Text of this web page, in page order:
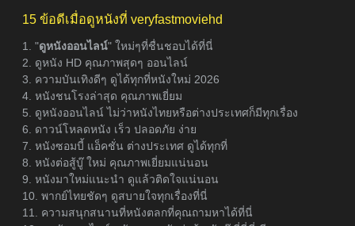
15 ข้อดีเมื่อดูหนังที่ veryfastmoviehd
1. "ดูหนังออนไลน์" ใหม่ๆที่ชื่นชอบได้ที่นี่
2. ดูหนัง HD คุณภาพสุดๆ ออนไลน์
3. ความบันเทิงดีๆ ดูได้ทุกที่หนังใหม่ 2026
4. หนังชนโรงล่าสุด คุณภาพเยี่ยม
5. ดูหนังออนไลน์ ไม่ว่าหนังไทยหรือต่างประเทศก็มีทุกเรื่อง
6. ดาวน์โหลดหนัง เร็ว ปลอดภัย ง่าย
7. หนังซอมบี้ แอ็คชั่น ต่างประเทศ ดูได้ทุกที่
8. หนังต่อสู้บู๊ ใหม่ คุณภาพเยี่ยมแน่นอน
9. หนังมาใหม่แนะนำ ดูแล้วติดใจแน่นอน
10. พากย์ไทยชัดๆ ดูสบายใจทุกเรื่องที่นี่
11. ความสนุกสนานที่หนังตลกที่คุณถามหาได้ที่นี่